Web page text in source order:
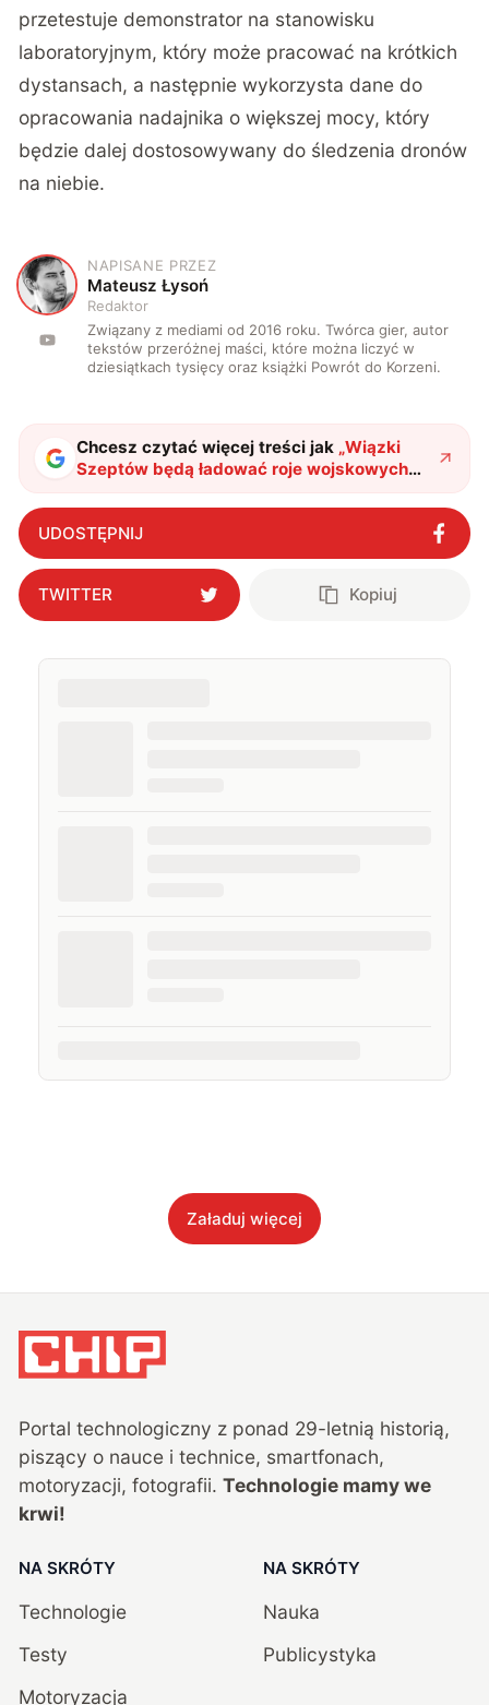
przetestuje demonstrator na stanowisku
laboratoryjnym, który może pracować na krótkich
dystansach, a następnie wykorzysta dane do
opracowania nadajnika o większej mocy, który
będzie dalej dostosowywany do śledzenia dronów
na niebie.
M
NAPISANE PRZEZ
Mateusz Łysoń
Redaktor
Związany z mediami od 2016 roku. Twórca gier, autor
tekstów przeróżnej maści, które można liczyć w
dziesiątkach tysięcy oraz książki Powrót do Korzeni.
Chcesz czytać więcej treści jak „Wiązki
Szeptów będą ładować roje wojskowych
dronów bezprzewodowo"?
UDOSTĘPNIJ
TWITTER Kopiuj
Załaduj więcej
Portal technologiczny z ponad 29-letnią historią,
piszący o nauce i technice, smartfonach,
motoryzacji, fotografii. Technologie mamy we
krwi!
NA SKRÓTY
Technologie
Testy
Motoryzacja
NA SKRÓTY
Nauka
Publicystyka